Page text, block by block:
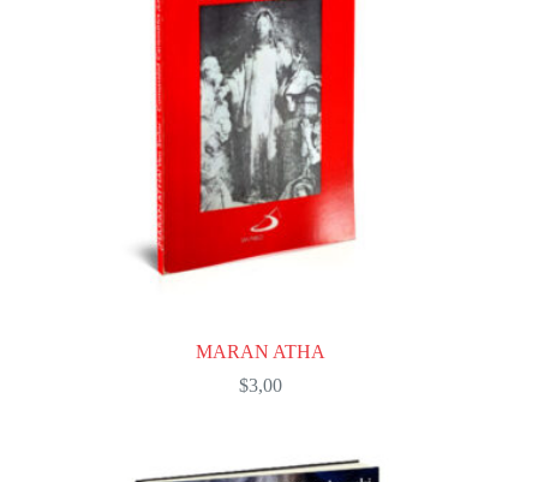
MARAN ATHA
$3,00